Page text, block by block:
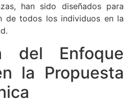
han sido diseñados para
de todos los individuos en la
del Enfoque
la Propuesta